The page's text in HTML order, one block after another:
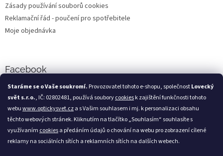
Staráme se o Vaše soukromí. Provozovatel tohoto e-shopu, společnostLovecký
svět s.r.o., IČ: 02802481, používá souborycookiesk zajištění funkčnosti tohoto
webuwww.optickysvet.cza s Vašim souhlasem i mj. k personalizaci obsahu
těchto webových stránek. Kliknutím na tlačítko „Souhlasím“ souhlasíte s
využívaním cookiesa předáním údajů o chování na webu pro zobrazení cílené
reklamy na sociálních sítích a reklamních sítích na dalších webech.
Zásady používání souborů cookies
Reklamační řád - poučení pro spotřebitele
Moje objednávka
Facebook
Loveckýsvět.cz